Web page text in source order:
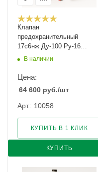
Клапан
предохранительный
17с6нж Ду-100 Ру-16
Рн-1,5...3
В наличии
Цена:
64 600 руб./шт
Арт.: 10058
КУПИТЬ
КУПИТЬ В 1 КЛИК